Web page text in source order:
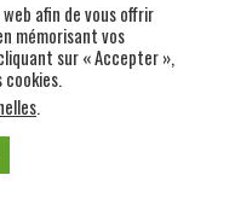
afin de vous offrir
mémorisant vos
sur « Accepter »,
cookies.
.